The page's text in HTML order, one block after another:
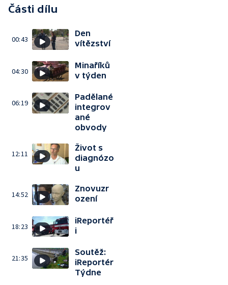
Části dílu
00:43
Den
vítězství
04:30
Minaříků
v týden
06:19
Padělané
integrov
ané
obvody
12:11
Život s
diagnózo
u
14:52
Znovuzr
ození
18:23
iReportéř
i
21:35
Soutěž:
iReportér
Týdne